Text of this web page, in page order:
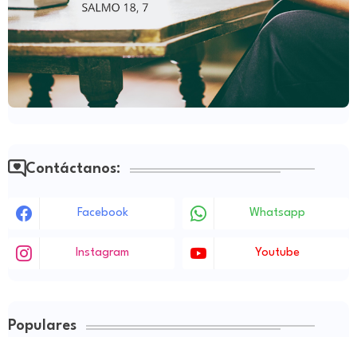
Contáctanos:
Facebook Whatsapp
Instagram Youtube
Populares